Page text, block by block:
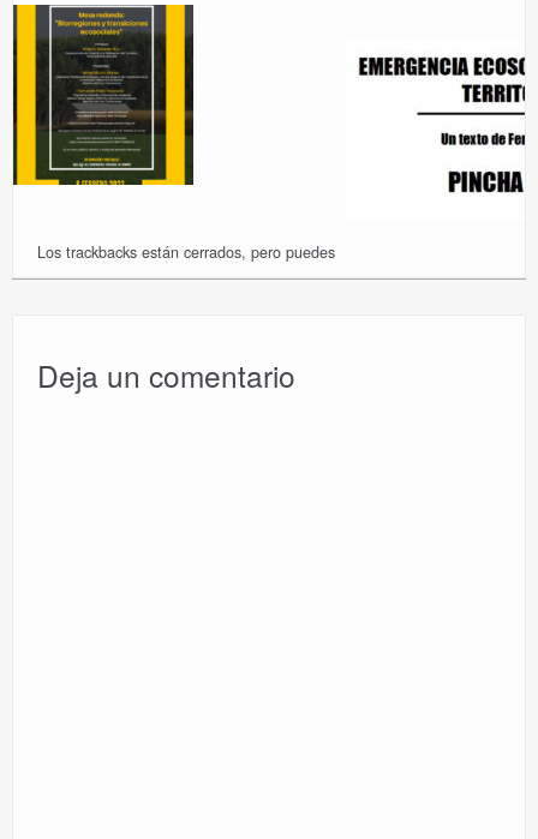
Los trackbacks están cerrados, pero puedes
Deja un comentario